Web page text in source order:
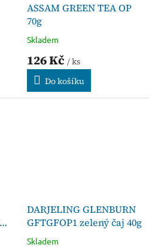
ASSAM GREEN TEA OP
70g
Skladem
126 Kč / ks
Do košíku
DARJELING GLENBURN
GFTGFOP1 zelený čaj 40g
Skladem